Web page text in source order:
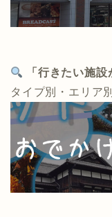
「行きたい施
タイプ別・エリア